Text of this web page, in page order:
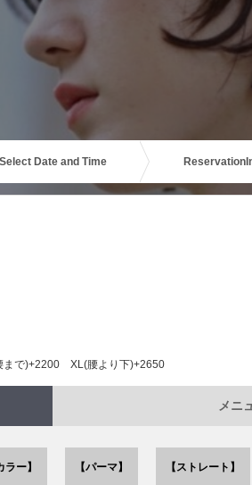
Select Date and Time Reservation
で)+2200 XL(腰より下)+2650
メニ
ラー】 【パーマ】 【ストレート】